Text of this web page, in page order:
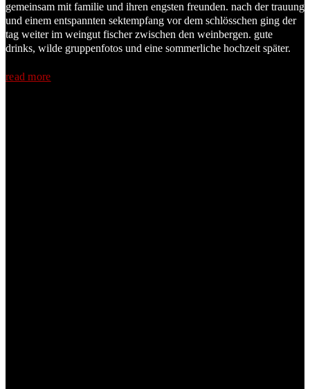
gemeinsam mit familie und ihren engsten freunden. nach der trauung
und einem entspannten sektempfang vor dem schlösschen ging der
tag weiter im weingut fischer zwischen den weinbergen. gute
drinks, wilde gruppenfotos und eine sommerliche hochzeit später.
read more